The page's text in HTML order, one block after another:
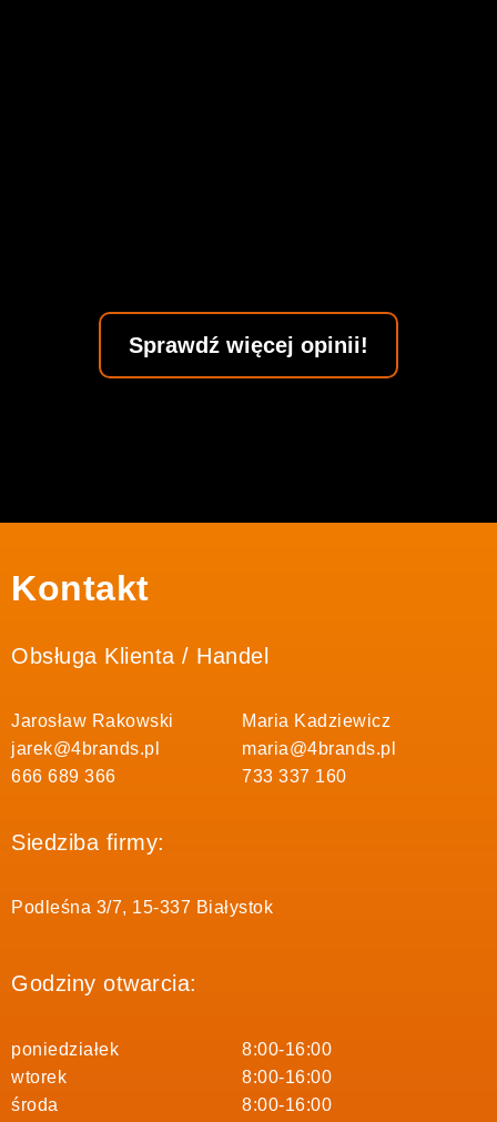
Sprawdź więcej opinii!
Kontakt
Obsługa Klienta / Handel
Jarosław Rakowski
jarek@4brands.pl
666 689 366
Maria Kadziewicz
maria@4brands.pl
733 337 160
Siedziba firmy:
Podleśna 3/7, 15-337 Białystok
Godziny otwarcia:
poniedziałek
wtorek
środa
8:00-16:00
8:00-16:00
8:00-16:00